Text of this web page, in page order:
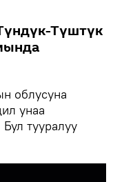
Түштүк
облусуна
унаа
тууралуу